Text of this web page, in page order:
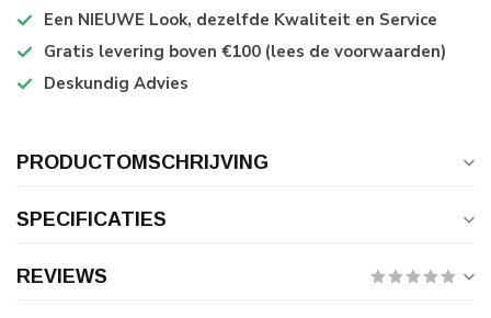
Een NIEUWE Look, dezelfde Kwaliteit en Service
Gratis levering boven €100 (lees de voorwaarden)
Deskundig Advies
PRODUCTOMSCHRIJVING
SPECIFICATIES
REVIEWS